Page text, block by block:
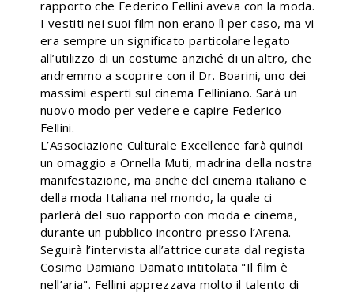
rapporto che Federico Fellini aveva con la moda.
I vestiti nei suoi film non erano lì per caso, ma vi
era sempre un significato particolare legato
all’utilizzo di un costume anziché di un altro, che
andremmo a scoprire con il Dr. Boarini, uno dei
massimi esperti sul cinema Felliniano. Sarà un
nuovo modo per vedere e capire Federico
Fellini.
L’Associazione Culturale Excellence farà quindi
un omaggio a Ornella Muti, madrina della nostra
manifestazione, ma anche del cinema italiano e
della moda Italiana nel mondo, la quale ci
parlerà del suo rapporto con moda e cinema,
durante un pubblico incontro presso l’Arena.
Seguirà l’intervista all’attrice curata dal regista
Cosimo Damiano Damato intitolata "Il film è
nell’aria". Fellini apprezzava molto il talento di